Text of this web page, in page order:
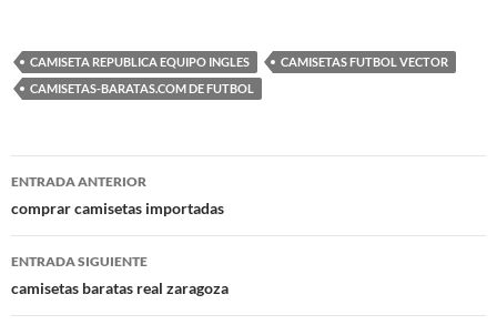
CAMISETA REPUBLICA EQUIPO INGLES
CAMISETAS FUTBOL VECTOR
CAMISETAS-BARATAS.COM DE FUTBOL
Navegación
de
entradas
ENTRADA ANTERIOR
comprar camisetas importadas
ENTRADA SIGUIENTE
camisetas baratas real zaragoza